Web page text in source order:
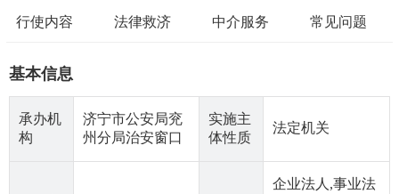
行使内容 法律救济 中介服务 常见问题
基本信息
承办机
构
济宁市公安局兖
州分局治安窗口
实施主
体性质
法定机关
企业法人,事业法